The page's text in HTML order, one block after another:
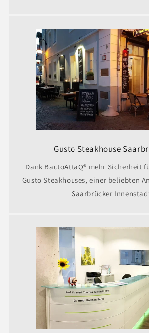
Gusto Steakhouse
Dank BactoAttaQ® mehr Sicherheit
Gusto Steakhouses, einer beliebten
Saarbrücker